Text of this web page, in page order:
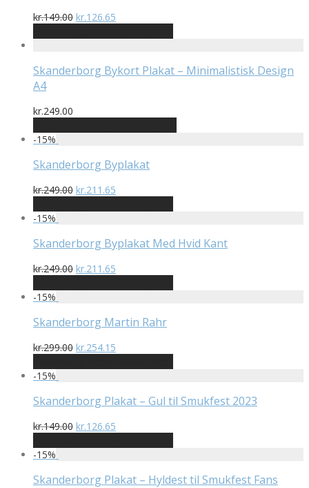
kr.149.00 Den
pris
kr.149.00.
kr.126.65
pris
kr.126.65.
Skanderborg Bykort Plakat – Minimalistisk Design
A4
kr.249.00
-15%
Skanderborg Byplakat
kr.249.00 Den
pris
kr.249.00.
kr.211.65
pris
kr.211.65.
-15%
Skanderborg Byplakat Med Hvid Kant
kr.249.00 Den
pris
kr.249.00.
kr.211.65
pris
kr.211.65.
-15%
Skanderborg Martin Rahr
kr.299.00 Den
pris
kr.299.00.
kr.254.15
pris
kr.254.15.
-15%
Skanderborg Plakat – Gul til Smukfest 2023
kr.149.00 Den
pris
kr.149.00.
kr.126.65
pris
kr.126.65.
-15%
Skanderborg Plakat – Hyldest til Smukfest Fans